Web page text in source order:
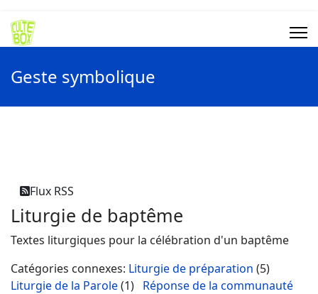
Geste symbolique
Flux RSS
Liturgie de baptême
Textes liturgiques pour la célébration d'un baptême
Catégories connexes: Liturgie de préparation (5)
Liturgie de la Parole(1) Réponse de la communauté